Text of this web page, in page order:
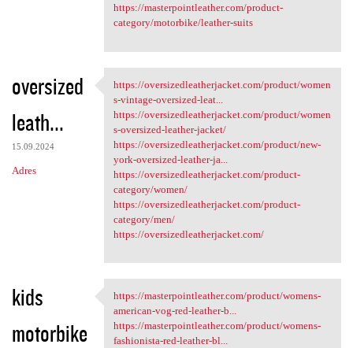
https://masterpointleather.com/product-
category/motorbike/leather-suits
oversized
leath...
15.09.2024
Adres
https:/
https://oversizedleatherjacket.com/product/women
s-vintage-oversized-leat...
https://oversizedleatherjacket.com/product/women
s-oversized-leather-jacket/
https://oversizedleatherjacket.com/product/new-
york-oversized-leather-ja...
https://oversizedleatherjacket.com/product-
category/women/
https://oversizedleatherjacket.com/product-
category/men/
https://oversizedleatherjacket.com/
kids
motorbike
https://masterpointleather
https://masterpointleather.com/product/womens-
american-vog-red-leather-b...
https://masterpointleather.com/product/womens-
fashionista-red-leather-bl...